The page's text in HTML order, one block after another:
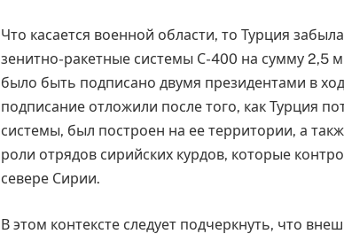
Что касается военной области, то Турция
зенитно-ракетные системы С-400 на сумму 2,5
было быть подписано двумя президентами в
подписание отложили после того, как Турция
системы, был построен на ее территории, а
роли отрядов сирийских курдов, которые
севере Сирии.
В этом контексте следует подчеркнуть, что